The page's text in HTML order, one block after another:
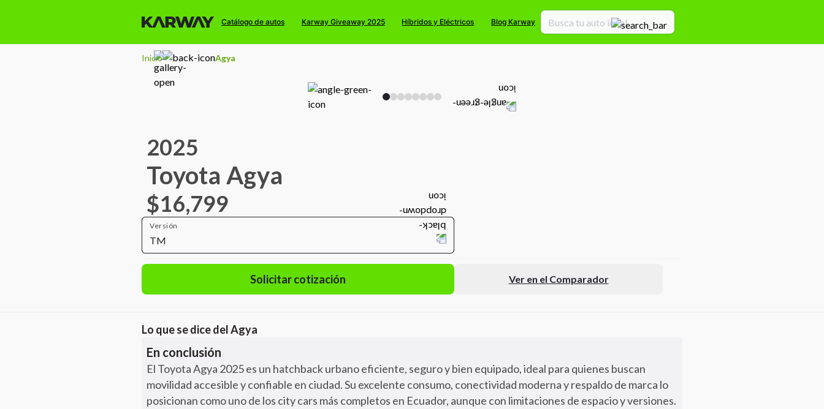
Catálogo de autos Karway Giveaway 2025 Híbridos y Eléctricos Blog Karway
Inicio Agya
2025
Toyota Agya
$16,799
Versión
TM
Solicitar cotización Ver en el Comparador
Lo que se dice delAgya
En conclusión
El Toyota Agya 2025 es un hatchback urbano eficiente, seguro y bien equipado, ideal para quienes buscan
movilidad accesible y confiable en ciudad. Su excelente consumo, conectividad moderna y respaldo de marca lo
posicionan como uno de los city cars más completos en Ecuador, aunque con limitaciones de espacio y versiones.